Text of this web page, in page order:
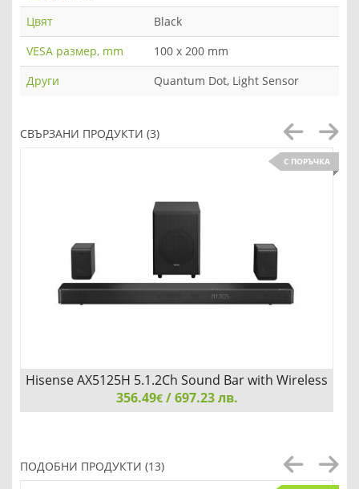
Цвят
Black
VESA размер, mm
100 x 200 mm
Други
Quantum Dot, Light Sensor
СВЪРЗАНИ ПРОДУКТИ (3)
С ПОРЪЧКА
Subwoofer, 500W, Dolby Atmos, Bluetooth 5.3, 4K HDMI
Pass Through, DTS:X, HDMI/AUX/ARC/Optical/USB, 7 EQ
Hisense AX5125H 5.1.2Ch Sound Bar with Wireless
Subwoofer
356.49€/ 697.23 лв.
ПОДОБНИ ПРОДУКТИ (13)